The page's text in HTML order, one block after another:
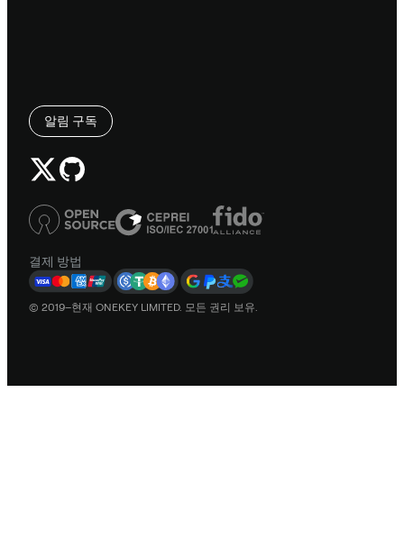
알림 구독
결제 방법
© 2019–현재 ONEKEY LIMITED. 모든 권리 보유.